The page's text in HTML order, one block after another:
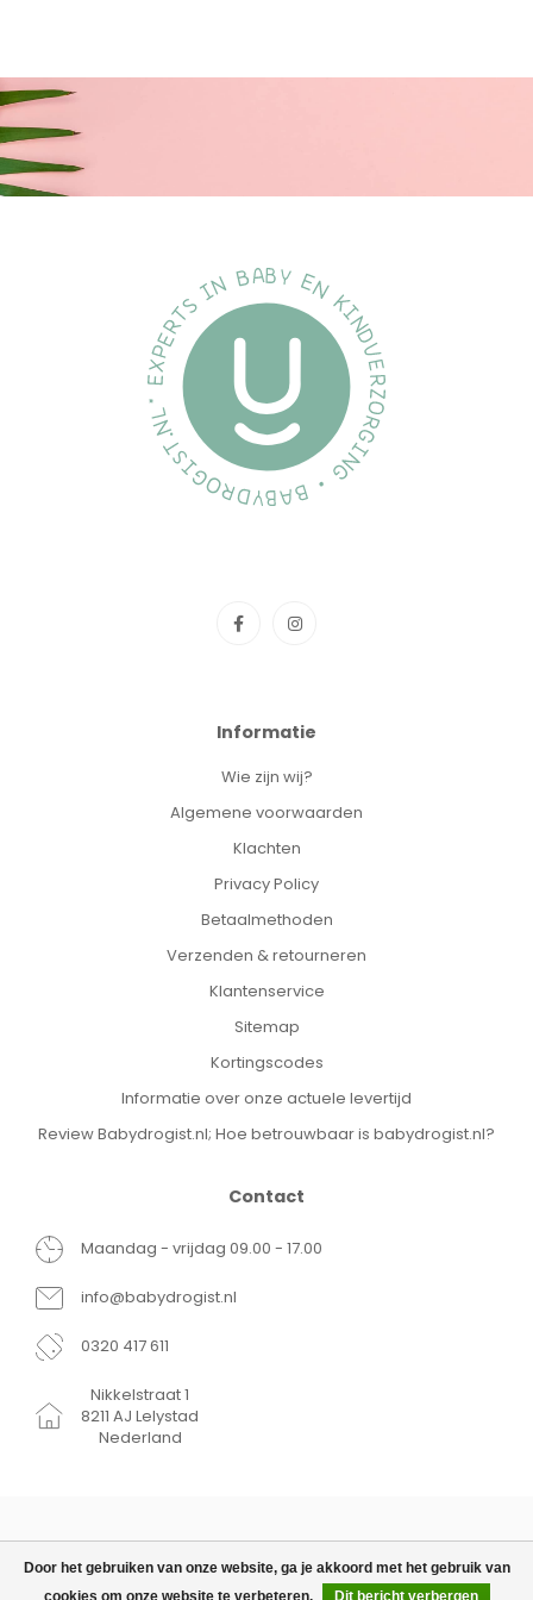
Het schild is gemaakt van 100% voedselveilig materiaal.
Volledig vrij van BPA, PVC en ftalaten.
Omdat natuurrubberlatex een natuurlijk materiaal is, kunnen er
5713795249206
Door het gebruiken van onze website, ga je akkoord met het gebruik van
cookies om onze website te verbeteren.
Dit bericht verbergen
Informatie
Wie zijn wij?
Algemene voorwaarden
Klachten
Privacy Policy
Betaalmethoden
Verzenden & retourneren
Klantenservice
Sitemap
Kortingscodes
Informatie over onze actuele levertijd
Review Babydrogist.nl; Hoe betrouwbaar is babydrogist.nl?
Contact
Maandag - vrijdag 09.00 - 17.00
info@babydrogist.nl
0320 417 611
Nikkelstraat 1
8211 AJ Lelystad
Nederland